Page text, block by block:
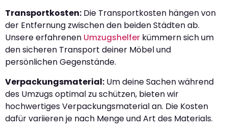
Transportkosten: Die Transportkosten hängen von
der Entfernung zwischen den beiden Städten ab.
Unsere erfahrenen Umzugshelfer kümmern sich um
den sicheren Transport deiner Möbel und
persönlichen Gegenstände.
Verpackungsmaterial: Um deine Sachen während
des Umzugs optimal zu schützen, bieten wir
hochwertiges Verpackungsmaterial an. Die Kosten
dafür variieren je nach Menge und Art des Materials.